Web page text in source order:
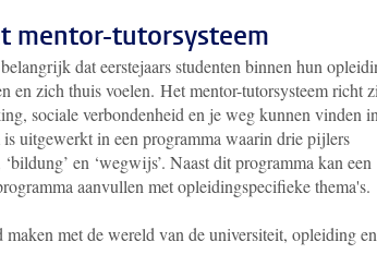
mentor-tutorsysteem
dat eerstejaars studenten binnen hun
en zich thuis voelen. Het mentor-tutorsysteem richt
sociale verbondenheid en je weg kunnen vinden
uitgewerkt in een programma waarin drie pijlers
‘bildung’ en ‘wegwijs’. Naast dit programma kan een
aanvullen met opleidingspecifieke thema's.
maken met de wereld van de universiteit, opleiding en